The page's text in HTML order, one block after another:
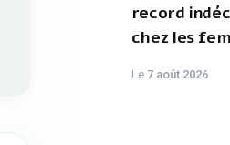
record
chez les
Le 7 août 2026